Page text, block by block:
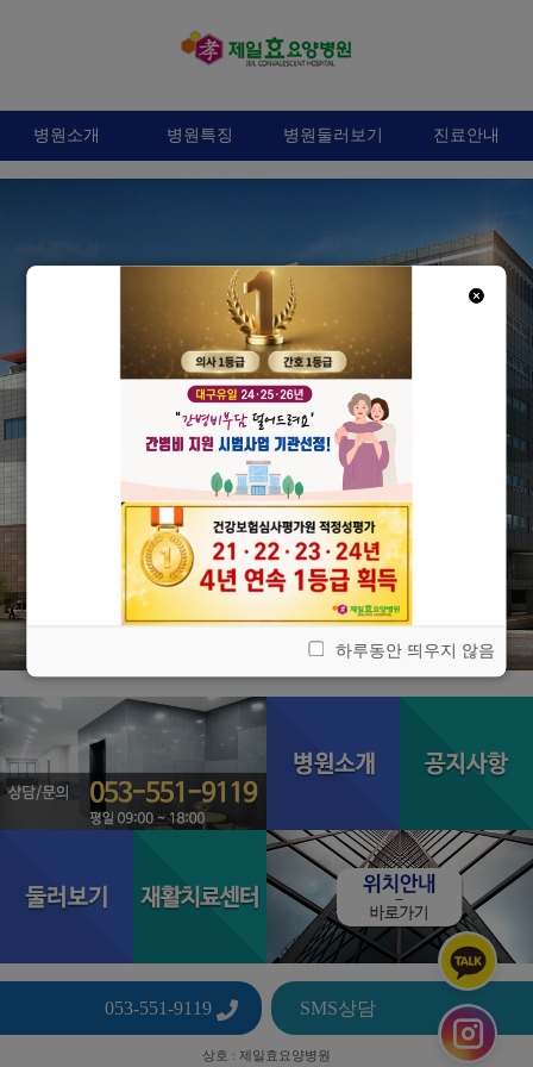
병원소개 병원특징 병원둘러보기 진료안내
하루동안 띄우지 않음
053-551-9119 SMS상담
상호 : 제일효요양병원